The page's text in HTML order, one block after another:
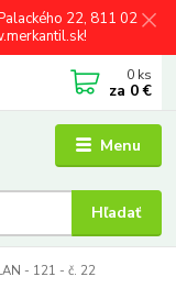
22, 811 02
Menu
Hľadať
0 ks
za 0 €
- 121 - č. 22